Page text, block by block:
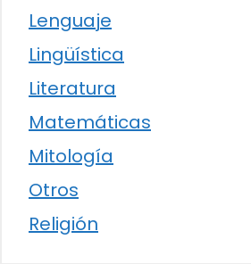
Lenguaje
Lingüística
Literatura
Matemáticas
Mitología
Otros
Religión